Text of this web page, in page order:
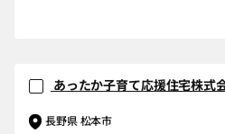
あったか子育て応援住宅株式
長野県 松本市